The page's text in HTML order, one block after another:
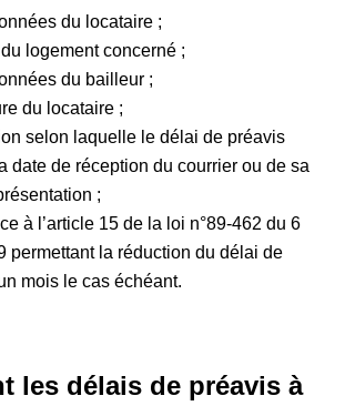
du locataire ;
du logement concerné ;
du bailleur ;
du locataire ;
selon laquelle le délai de préavis
date de réception du courrier ou de sa
;
à l’article 15 de la loi n°89-462 du 6
permettant la réduction du délai de
mois le cas échéant.
les délais de préavis à